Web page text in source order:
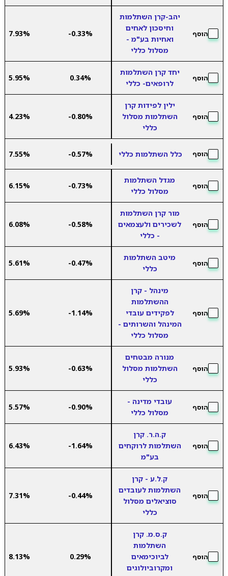
הוסף
יהב-קרן השתלמות
וחיסכון לאחים
ואחיות בע"מ -
מסלול כללי
-0.33%
7.93%
הוסף
יחד קרן השתלמות
לרופאים- כללי
0.34%
5.95%
הוסף
ילין לפידות קרן
השתלמות מסלול
כללי
-0.80%
4.23%
הוסף כלל השתלמות כללי -0.57%
7.55%
הוסף
מגדל השתלמות
מסלול כללי
-0.73%
6.15%
הוסף
מור קרן השתלמות
לשכירים ולעצמאים
- כללי
-0.58%
6.08%
הוסף
מיטב השתלמות
כללי
-0.47%
5.61%
הוסף
מינהל - קרן
ההשתלמות
לפקידים עובדי
המינהל והשרותים -
מסלול כללי
-1.14%
5.69%
הוסף
מנורה מבטחים
השתלמות מסלול
כללי
-0.63%
5.93%
הוסף
עובדי מדינה -
מסלול כללי
-0.90%
5.57%
הוסף
ק.ה.ר. קרן
השתלמות לרוקחים
בע"מ
-1.64%
6.43%
הוסף
ק.ל.ע - קרן
השתלמות לעובדים
סוציאלים מסלול
כללי
-0.44%
7.31%
הוסף
ק.ס.מ. קרן
השתלמות
לביוכימאים
ומקרוביולוגים
0.29%
8.13%